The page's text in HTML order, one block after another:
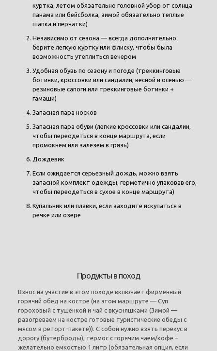
куртка, летом обязательно головной убор от солнца
панама или бейсболка, зимой обязательно теплые
шапка и перчатки)
Независимо от сезона — всегда дополнительно
берите легкую куртку или флиску, чтобы была
возможность утеплиться вечером
Удобная обувь по сезону и погоде (треккинговые
ботинки, кроссовки или сандалии, весной и осенью —
резиновые сапоги или треккинговые ботинки +
гамаши)
Запасная пара носков
Запасная пара обуви (легкие кроссовки или сандалии,
чтобы переодеться в конце маршрута, если
промокнем или залезем в грязь)
Дождевик
Если ожидается серьезный дождь, можно взять
запасной комплект одежды, герметично упаковав его,
чтобы переодеться в сухое в конце маршрута)
Купальник или плавки, если заходите искупаться в
речке или озере
Продукты в поход
Взнос на участие в этом походе включает фирменный
горячий обед на костре (на этом маршруте — Суп
гороховый с тушенкой и чай с вкусняшками (Зимой —
разогреваем на костре готовые туристические обеды с
мясом в реторт-пакете)). С собой нужно взять перекус в
дорогу (бутерброды), термос с горячим чаем/кофе –
желательно емкостью 1 литр (обязательная опция, если